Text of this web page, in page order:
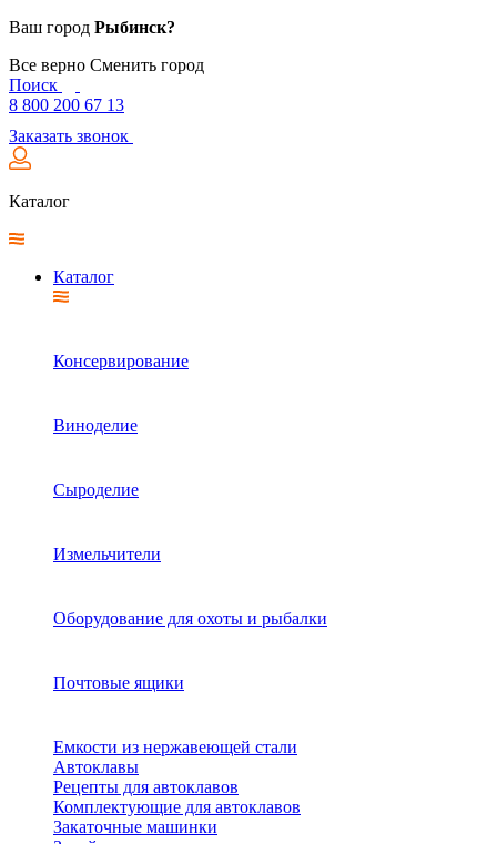
Ваш город Рыбинск?
Все верно Сменить город
Поиск
8 800 200 67 13
Заказать звонок
Каталог
Каталог
Консервирование
Виноделие
Сыроделие
Измельчители
Оборудование для охоты и рыбалки
Почтовые ящики
Емкости из нержавеющей стали
Автоклавы
Рецепты для автоклавов
Комплектующие для автоклавов
Закаточные машинки